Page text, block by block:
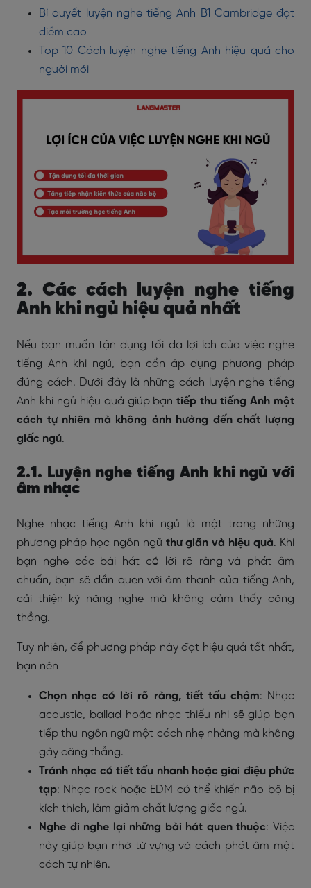
Bí quyết luyện nghe tiếng Anh B1 Cambridge đạt
điểm cao
Top 10 Cách luyện nghe tiếng Anh hiệu quả cho
người mới
2. Các cách luyện nghe tiếng
Anh khi ngủ hiệu quả nhất
Nếu bạn muốn tận dụng tối đa lợi ích của việc nghe
tiếng Anh khi ngủ, bạn cần áp dụng phương pháp
đúng cách. Dưới đây là những cách luyện nghe tiếng
Anh khi ngủ hiệu quả giúp bạntiếp thu tiếng Anh một
cách tự nhiên mà không ảnh hưởng đến chất lượng
giấc ngủ.
2.1. Luyện nghe tiếng Anh khi ngủ với
âm nhạc
Nghe nhạc tiếng Anh khi ngủ là một trong những
phương pháp học ngôn ngữ thư giãn và hiệu quả. Khi
bạn nghe các bài hát có lời rõ ràng và phát âm
chuẩn, bạn sẽ dần quen với âm thanh của tiếng Anh,
cải thiện kỹ năng nghe mà không cảm thấy căng
thẳng.
Tuy nhiên, để phương pháp này đạt hiệu quả tốt nhất,
bạn nên
Chọn nhạc có lời rõ ràng, tiết tấu chậm: Nhạc
acoustic, ballad hoặc nhạc thiếu nhi sẽ giúp bạn
tiếp thu ngôn ngữ một cách nhẹ nhàng mà không
gây căng thẳng.
Tránh nhạc có tiết tấu nhanh hoặc giai điệu phức
tạp: Nhạc rock hoặc EDM có thể khiến não bộ bị
kích thích, làm giảm chất lượng giấc ngủ.
Nghe đi nghe lại những bài hát quen thuộc: Việc
này giúp bạn nhớ từ vựng và cách phát âm một
cách tự nhiên.